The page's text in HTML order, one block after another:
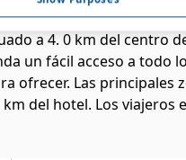
hotel, perfecto para
a 4. 0 km del centro
un fácil acceso a todo
ofrecer. Las principales
km del hotel. Los viajeros